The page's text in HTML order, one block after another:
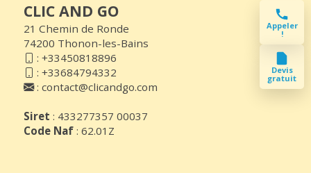
CLIC AND GO
21 Chemin de Ronde
74200 Thonon-les-Bains
: +33450818896
: +33684794332
: contact@clicandgo.com
Siret : 433277357 00037
Code Naf : 62.01Z
Appeler
!
Devis
gratuit